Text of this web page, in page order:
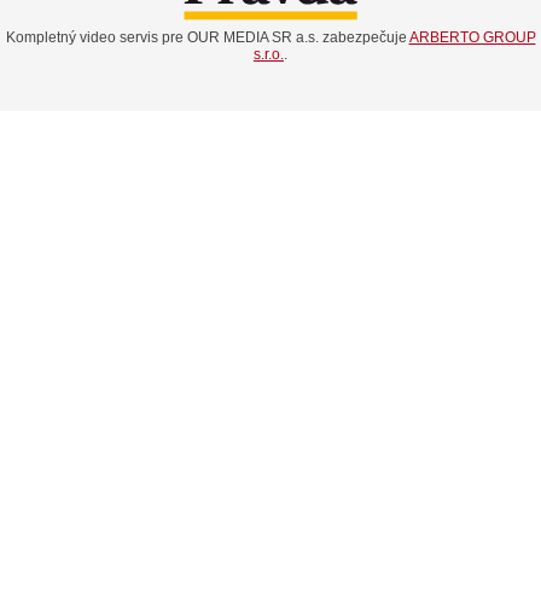
Kompletný video servis pre OUR MEDIA SR a.s. zabezpečuje ARBERTO GROUP
s.r.o.